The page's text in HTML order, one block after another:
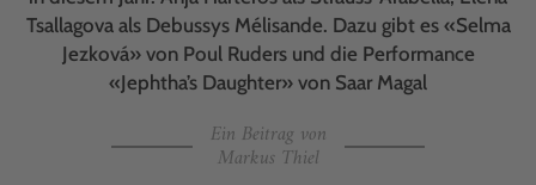
Tsallagova als Debussys Mélisande. Dazu gibt es «Selma
Jezková» von Poul Ruders und die Performance
«Jephtha’s Daughter» von Saar Magal
Ein Beitrag von
Markus Thiel